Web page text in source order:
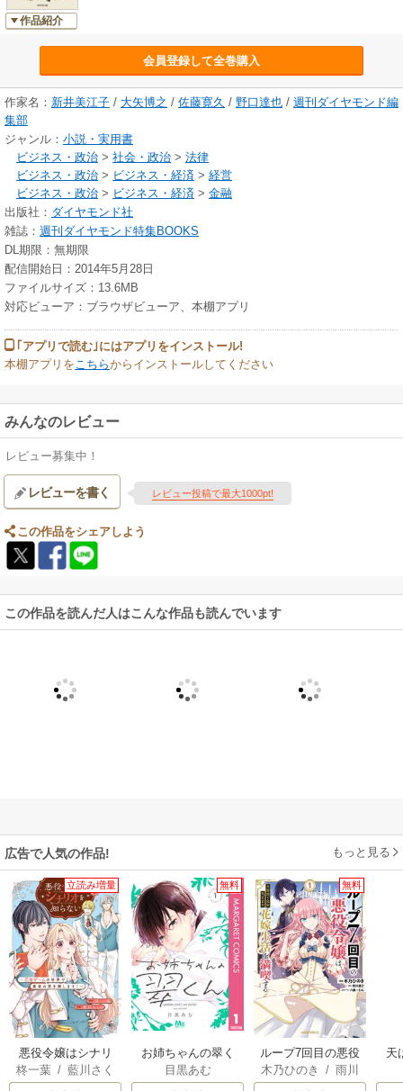
・[株・投信・FX] 元本500万円の非課税枠が登場
はじめ、他にも情報が満載。
週刊ダイヤモンド（2013年2月23日号）の第1特集で
「相続・贈与・節税 完全ガイド」を掲載。
この度、その特集を電子化しました。
雑誌のほかのコンテンツは含まれず、
特集だけを電子化したため、お求めやすい価格となっています。
作品紹介
会員登録して全巻購入
作家名： 新井美江子 / 大矢博之 / 佐藤寛久 / 野口達也 / 週刊ダイヤモンド編
集部
ジャンル： 小説・実用書
ビジネス・政治 > 社会・政治 > 法律
ビジネス・政治 > ビジネス・経済 > 経営
ビジネス・政治 > ビジネス・経済 > 金融
出版社： ダイヤモンド社
雑誌： 週刊ダイヤモンド特集BOOKS
DL期限：無期限
配信開始日：2014年5月28日
ファイルサイズ：13.6MB
対応ビューア：ブラウザビューア、本棚アプリ
｢アプリで読む｣にはアプリをインストール!
本棚アプリを こちらからインストールしてください
みんなのレビュー
レビュー募集中！
レビューを書く レビュー投稿で最大1000pt!
この作品をシェアしよう
この作品を読んだ人はこんな作品も読んでいます
広告で人気の作品! もっと見る
立読み増量
悪役令嬢はシナリ
オを知らない ～乙
柊一葉 /藍川さく
ら
無料
お姉ちゃんの翠く
ん
目黒あむ
無料
ループ7回目の悪役
令嬢は、元敵国で
木乃ひのき /雨川
/ 八美☆わん
天